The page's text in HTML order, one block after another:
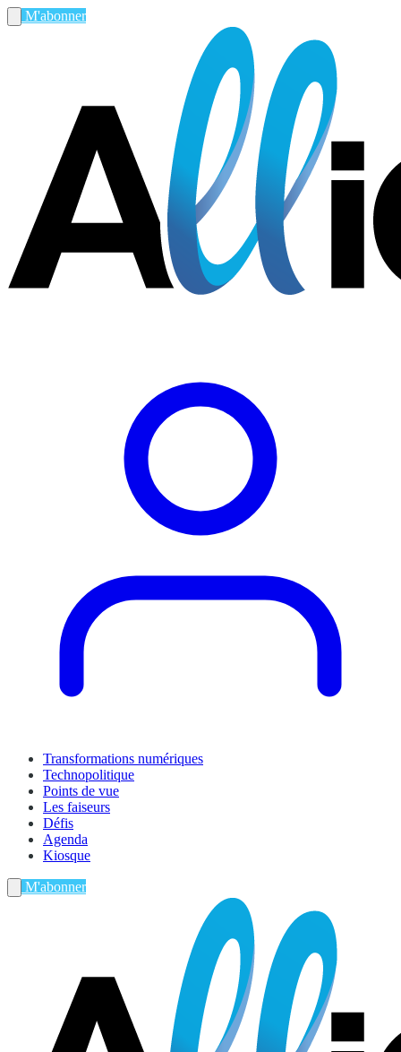
M'abonner
Transformations numériques
Technopolitique
Points de vue
Les faiseurs
Défis
Agenda
Kiosque
M'abonner